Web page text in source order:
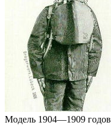
Модель 1904—1909 годов